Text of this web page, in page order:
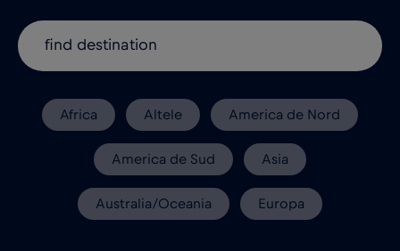
Africa Altele America de Nord
America de Sud Asia
Australia/Oceania Europa